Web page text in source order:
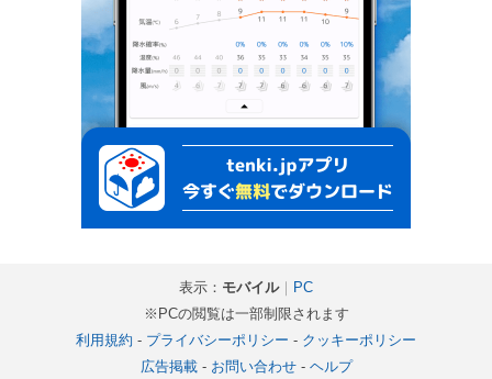
表示： モバイル｜ PC
※PCの閲覧は一部制限されます
利用規約 - プライバシーポリシー - クッキーポリシー
広告掲載- お問い合わせ- ヘルプ